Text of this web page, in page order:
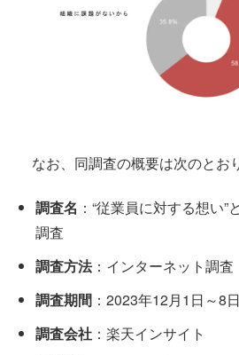
なお、同調査の概要は次のとおり
調査名 ：“従業員に対する想い”
調査
調査方法：インターネット調査
調査期間 ：2023年12月1日～8日
調査会社 ：楽天インサイト